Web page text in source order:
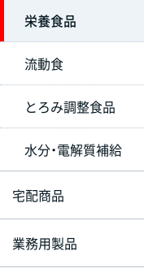
栄養食品
流動食
とろみ調整食品
水分・電解質補給
宅配商品
業務用製品